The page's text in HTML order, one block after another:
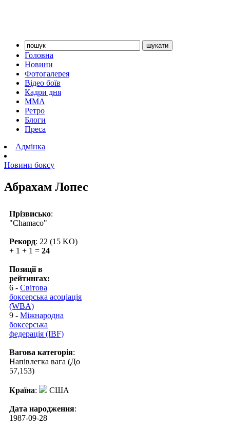
Головна
Новини
Фотогалерея
Відео боїв
Кадри дня
ММА
Ретро
Блоги
Преса
Адмінка
Новини боксу
Абрахам Лопес
Прізвисько:
"Chamaco"
Рекорд: 22 (15 KO)
+ 1 + 1 = 24
Позиції в
рейтингах:
6 - Світова
боксерська асоціація
(WBA)
9 - Міжнародна
боксерська
федерація (IBF)
Вагова категорія:
Напівлегка вага (До
57,153)
Країна: США
Дата народження:
1987-09-28